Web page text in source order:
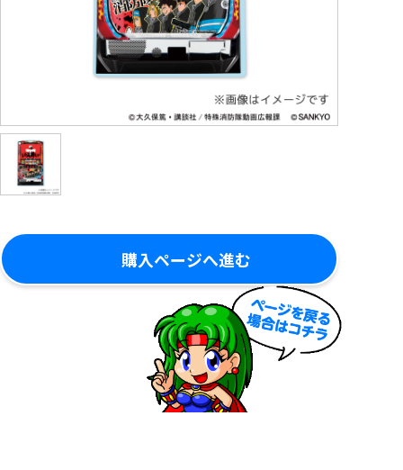
購入ページへ進む